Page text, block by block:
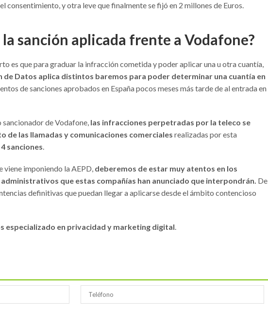
consentimiento, y otra leve que finalmente se fijó en 2 millones de Euros.
sanción aplicada frente a Vodafone?
es que para graduar la infracción cometida y poder aplicar una u otra cuantía,
de Datos aplica distintos baremos para poder determinar una cuantía en
de sanciones aprobados en España pocos meses más tarde de al entrada en
de Vodafone, las infracciones perpetradas por la teleco se
de las llamadas y comunicaciones comerciales realizadas por esta
sanciones.
viene imponiendo la AEPD, deberemos de estar muy atentos en los
que estas compañías han anunciado que interpondrán. De
definitivas que puedan llegar a aplicarse desde el ámbito contencioso
especializado en privacidad y marketing digital.